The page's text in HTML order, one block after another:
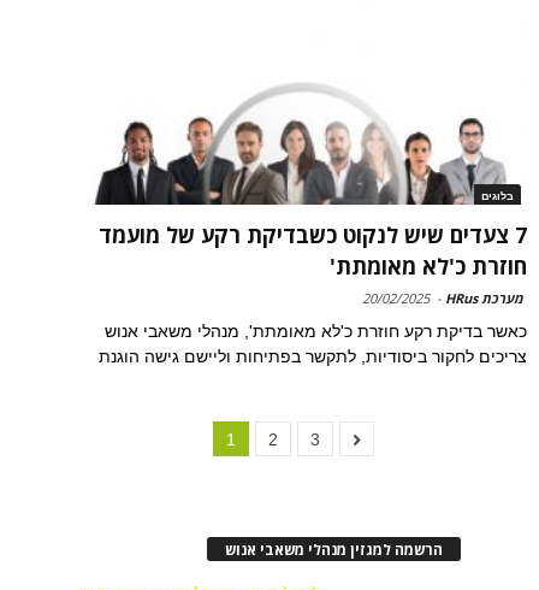
בלוגים
7 צעדים שיש לנקוט כשבדיקת רקע של מועמד
חוזרת כ'לא מאומתת'
מערכת HRus -
20/02/2025
כאשר בדיקת רקע חוזרת כ'לא מאומתת', מנהלי משאבי אנוש
צריכים לחקור ביסודיות, לתקשר בפתיחות וליישם גישה הוגנת
1 2 3
הרשמה למגזין מנהלי משאבי אנוש